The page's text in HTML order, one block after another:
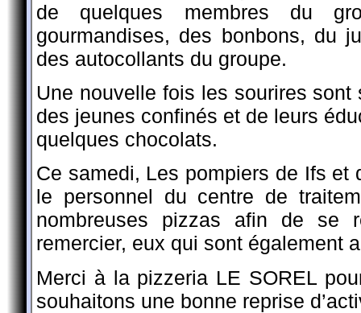
de quelques membres du
gourmandises, des bonbons, du
des autocollants du groupe.
Une nouvelle fois les sourires
des jeunes confinés et de leurs
quelques chocolats.
Ce samedi, Les pompiers de Ifs
le personnel du centre de
nombreuses pizzas afin de se
remercier, eux qui sont également
Merci à la pizzeria LE SOREL
souhaitons une bonne reprise